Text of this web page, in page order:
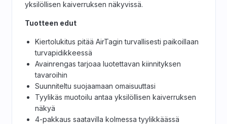
yksilöllisen kaiverruksen näkyvissä.
Tuotteen edut
Kiertolukitus pitää AirTagin turvallisesti paikoillaan
turvapidikkeessä
Avainrengas tarjoaa luotettavan kiinnityksen
tavaroihin
Suunniteltu suojaamaan omaisuuttasi
Tyylikäs muotoilu antaa yksilöllisen kaiverruksen
näkyä
4-pakkaus saatavilla kolmessa tyylikkäässä